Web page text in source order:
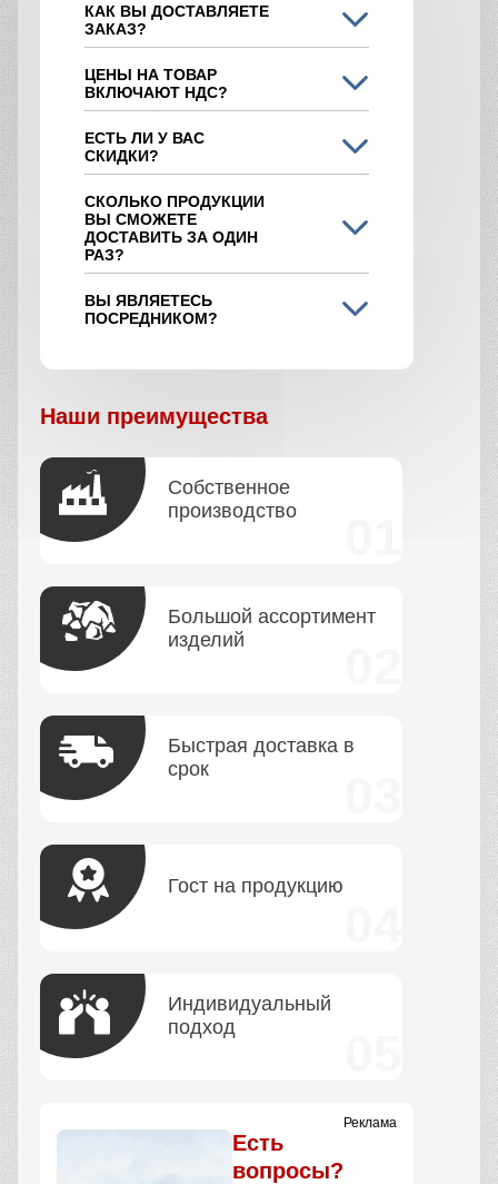
КАК ВЫ ДОСТАВЛЯЕТЕ
ЗАКАЗ?
ЦЕНЫ НА ТОВАР
ВКЛЮЧАЮТ НДС?
ЕСТЬ ЛИ У ВАС
СКИДКИ?
СКОЛЬКО ПРОДУКЦИИ
ВЫ СМОЖЕТЕ
ДОСТАВИТЬ ЗА ОДИН
РАЗ?
ВЫ ЯВЛЯЕТЕСЬ
ПОСРЕДНИКОМ?
Наши преимущества
Собственное
производство
Большой ассортимент
изделий
Быстрая доставка в
срок
Гост на продукцию
Индивидуальный
подход
Реклама
Есть
вопросы?